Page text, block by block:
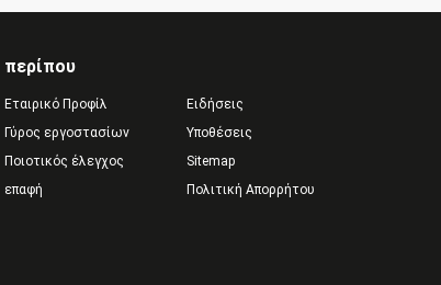
περίπου
Εταιρικό Προφίλ
Γύρος εργοστασίων
Ποιοτικός έλεγχος
επαφή
Ειδήσεις
Υποθέσεις
Sitemap
Πολιτική Απορρήτου